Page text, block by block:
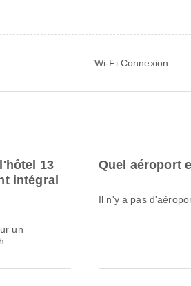
Wi-Fi Connexion
13
intégral
un
Quel aéroport
Il n'y a pas